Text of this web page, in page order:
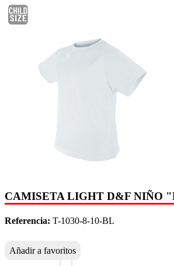
CAMISETA LIGHT D&F NIÑO
Referencia: T-1030-8-10-BL
Añadir a favoritos